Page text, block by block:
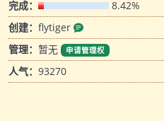
完成：
8.42%
创建： flytiger
管理： 暂无 申请管理权
人气： 93270